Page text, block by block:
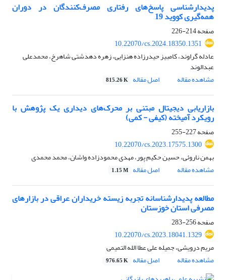
پدیدارشناسی پاسخ‌های رفتاری مصرف‌کنندگان در دوران
همه‌گیری کووید 19
صفحه214-226
10.22070/cs.2024.18350.1351
عادله گراوند، کامبیز حیدرزاده هنزایی، زهره دهدشتی شاهرخ، محمدعلی
عبدالوند
مشاهده مقاله
اصل مقاله 815.26 K
بازاریابی دیجیتال مبتنی بر محرک‌های دیداری یک پژوهش با
رویکرد آمیخته (کیفی - کمی)
صفحه227-255
10.22070/cs.2023.17575.1300
بهمن ناروئی، حسین حکیم پور، مهدی محمودزاده واشان، محمد محمدی
مشاهده مقاله
اصل مقاله 1.15 M
مطالعه پدیدارشناسانه تجربه زیسته خریداران عراقی در بازارهای
مصرفی استان خوزستان
صفحه256-283
10.22070/cs.2023.18041.1329
مریم درویشی، جمیله علی عطا الله التمیمی
مشاهده مقاله
اصل مقاله 976.65 K